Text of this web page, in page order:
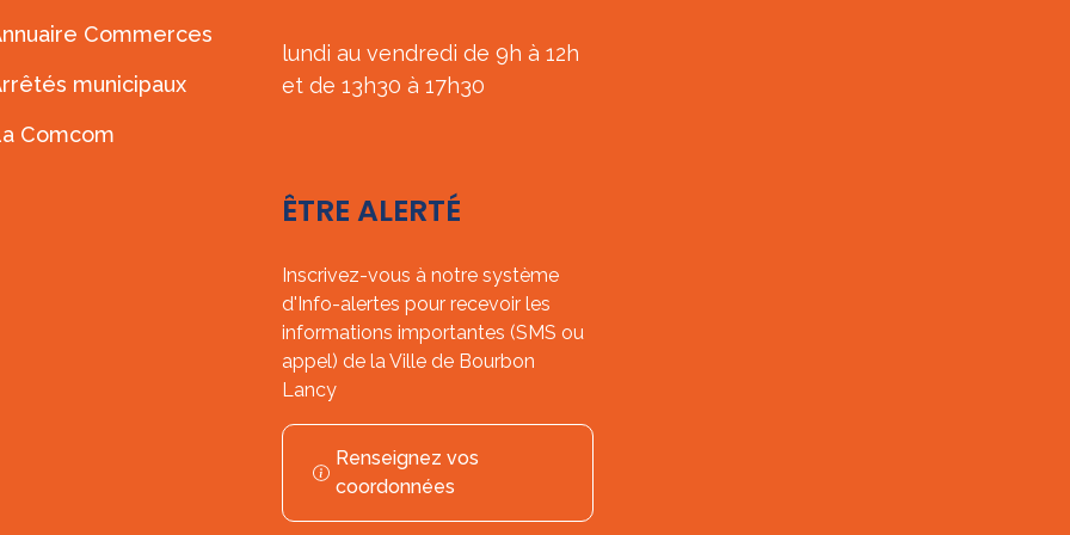
Commerces
municipaux
Comcom
lundi au vendredi de 9h à 12h
et de 13h30 à 17h30
ÊTRE ALERTÉ
Inscrivez-vous à notre système
d'Info-alertes pour recevoir les
informations importantes (SMS ou
appel) de la Ville de Bourbon
Lancy
Renseignez vos
coordonnées